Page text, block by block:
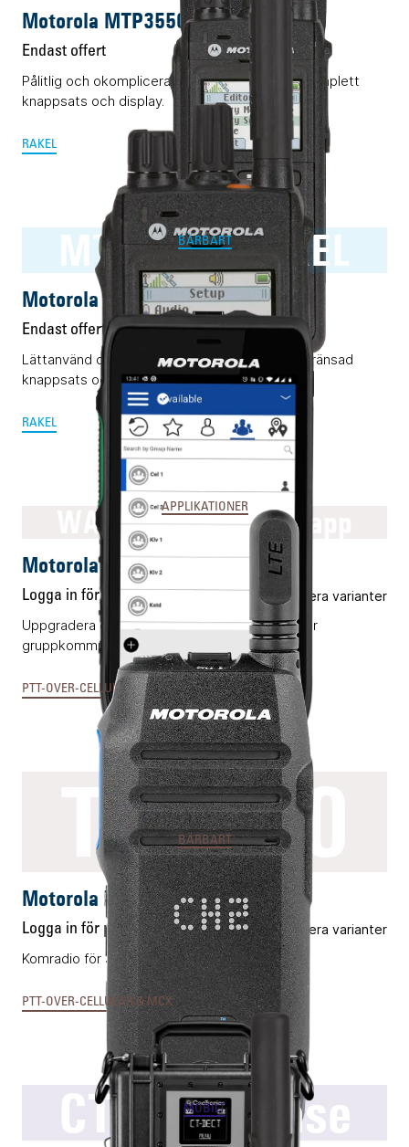
Motorola MTP3550 RAKEL
Endast offert
Pålitlig och okomplicerad Rakelterminal med komplett
knappsats och display.
RAKEL
MTP3500 RAKEL
BÄRBART
Motorola MTP3500 RAKEL
Endast offert
Lättanvänd och pålitlig Rakelterminal med begränsad
knappsats och display.
RAKEL
WAVE PTX™ mobile app
APPLIKATIONER
Motorola WAVE PTX™ mobile app
Logga in för pris Flera varianter
Uppgradera era mobiltelefoner med omedelbar
gruppkommunikation.
PTT-OVER-CELLULAR & MCX
TLK100
BÄRBART
Motorola TLK100
Logga in för pris Flera varianter
Komradio för 3G, 4G och Wifi.
PTT-OVER-CELLULAR & MCX
CT-DECT Case
MOBILT